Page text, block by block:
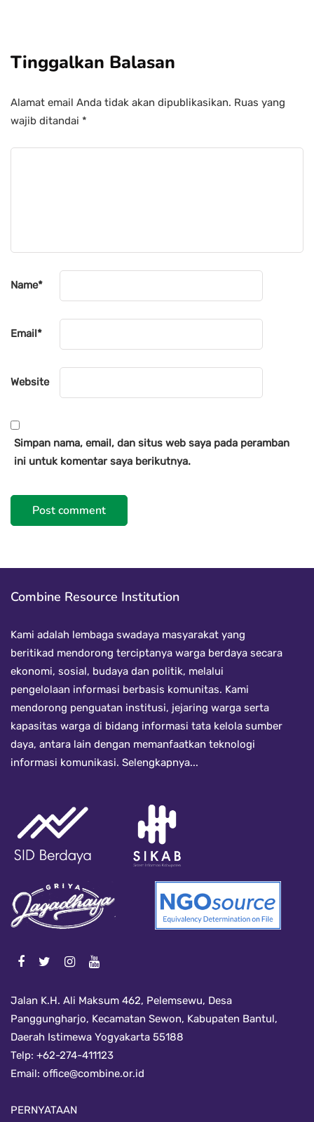
Tinggalkan Balasan
Alamat email Anda tidak akan dipublikasikan. Ruas yang
wajib ditandai *
Name*
Email*
Website
Simpan nama, email, dan situs web saya pada peramban
ini untuk komentar saya berikutnya.
Combine Resource Institution
Kami adalah lembaga swadaya masyarakat yang
beritikad mendorong terciptanya warga berdaya secara
ekonomi, sosial, budaya dan politik, melalui
pengelolaan informasi berbasis komunitas. Kami
mendorong penguatan institusi, jejaring warga serta
kapasitas warga di bidang informasi tata kelola sumber
daya, antara lain dengan memanfaatkan teknologi
informasi komunikasi. Selengkapnya...
Jalan K.H. Ali Maksum 462, Pelemsewu, Desa
Panggungharjo, Kecamatan Sewon, Kabupaten Bantul,
Daerah Istimewa Yogyakarta 55188
Telp: +62-274-411123
Email: office@combine.or.id
PERNYATAAN